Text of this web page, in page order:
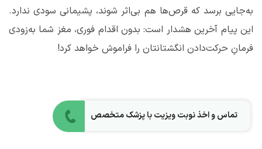
به‌جایی برسد که قرص‌ها هم بی‌اثر شوند، پشیمانی سودی ندارد.
این پیام آخرین هشدار است: بدون اقدام فوری، مغز شما به‌زودی
فرمانِ حرکت‌دادن انگشتانتان را فراموش خواهد کرد!
تماس و اخذ نوبت ویزیت با پزشک متخصص